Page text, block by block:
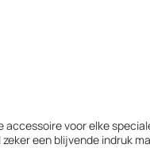
accessoire voor elke
een blijvende indruk